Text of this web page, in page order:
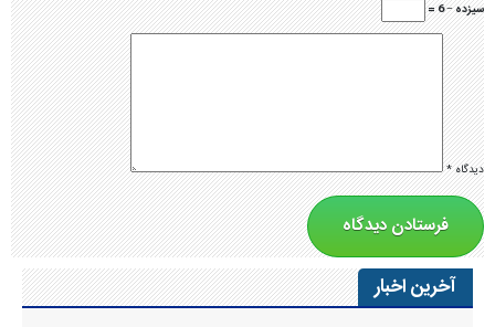
سیزده − 6 =
دیدگاه*
آخرین اخبار